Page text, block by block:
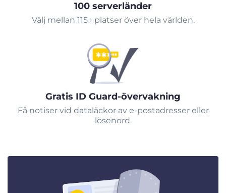
100 serverländer
Välj mellan 115+ platser över hela världen.
Gratis ID Guard-övervakning
Få notiser vid dataläckor av e-postadresser eller
lösenord.